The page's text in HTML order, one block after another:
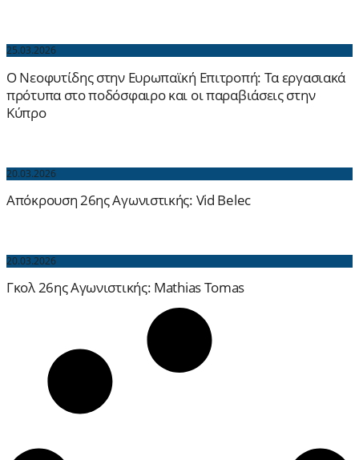
25.03.2026
Ο Νεοφυτίδης στην Ευρωπαϊκή Επιτροπή: Τα εργασιακά
πρότυπα στο ποδόσφαιρο και οι παραβιάσεις στην
Κύπρο
20.03.2026
Απόκρουση 26ης Αγωνιστικής: Vid Belec
20.03.2026
Γκολ 26ης Αγωνιστικής: Mathias Tomas